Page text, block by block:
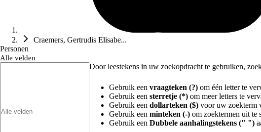
Craemers, Gertrudis Elisabe...
Personen
Alle velden
Door leestekens in uw zoekopdracht te gebruiken,
Gebruik een vraagteken (?) om één letter te
Gebruik een sterretje (*) om meer letters te
Gebruik een dollarteken ($) voor uw zoekterm
Gebruik een minteken (-) om zoektermen uit te
Gebruik een Dubbele aanhalingstekens (" ")